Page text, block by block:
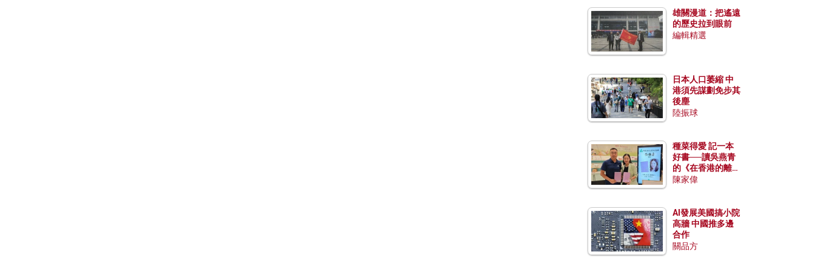
雄關漫道：把遙遠
的歷史拉到眼前
編輯精選
日本人口萎縮 中
港須先謀劃免步其
後塵
陸振球
種菜得愛 記一本
好書──讀吳燕青
的《在香港的離島
種菜》
陳家偉
AI發展美國搞小院
高牆 中國推多邊
合作
關品方